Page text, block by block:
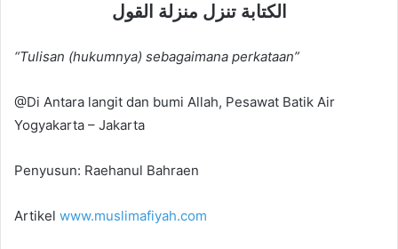
الكتابة تنزل منزلة القول
“Tulisan (hukumnya) sebagaimana perkataan”
@Di Antara langit dan bumi Allah, Pesawat Batik Air
Yogyakarta – Jakarta
Penyusun: Raehanul Bahraen
Artikel www.muslimafiyah.com